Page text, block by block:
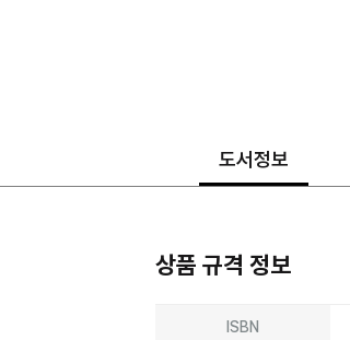
도서정보
상품 규격 정보
ISBN